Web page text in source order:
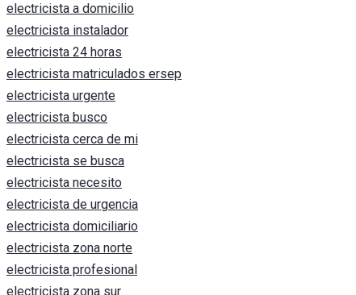
electricista a domicilio
electricista instalador
electricista 24 horas
electricista matriculados ersep
electricista urgente
electricista busco
electricista cerca de mi
electricista se busca
electricista necesito
electricista de urgencia
electricista domiciliario
electricista zona norte
electricista profesional
electricista zona sur